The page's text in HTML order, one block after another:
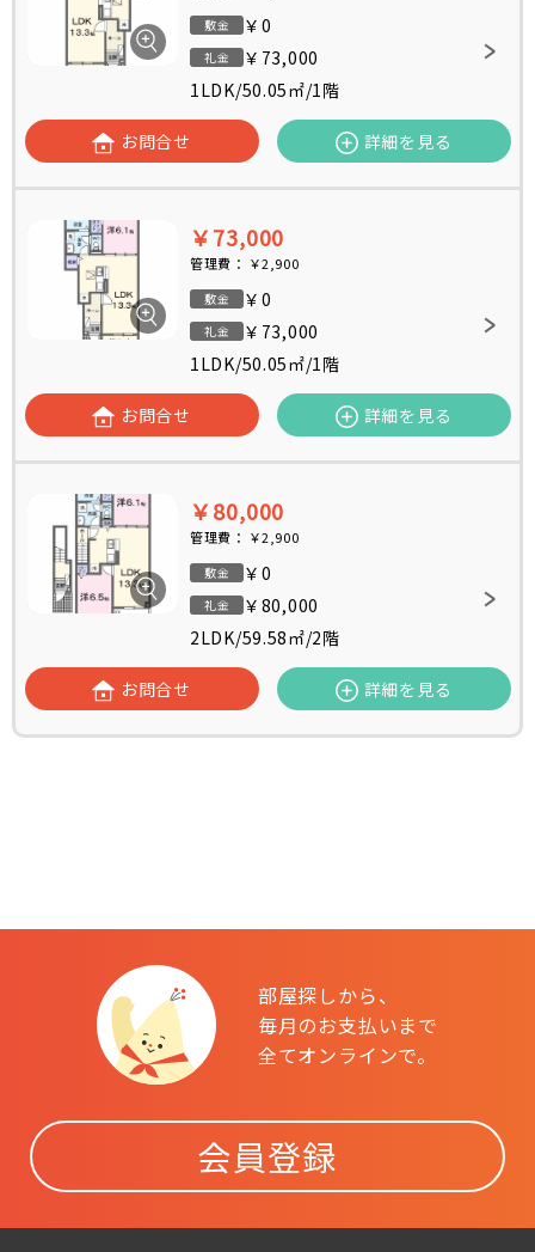
敷金 ￥0
礼金
￥73,000
1LDK/50.05㎡/1階
お問合せ 詳細を見る
￥73,000
管理費： ￥2,900
敷金 ￥0
礼金
￥73,000
1LDK/50.05㎡/1階
お問合せ 詳細を見る
￥80,000
管理費： ￥2,900
敷金 ￥0
礼金
￥80,000
2LDK/59.58㎡/2階
お問合せ 詳細を見る
部屋探しから、
毎月のお支払いまで
全てオンラインで。
会員登録